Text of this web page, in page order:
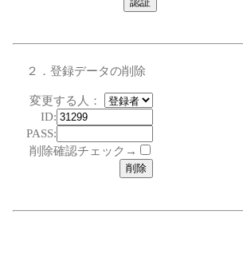
２．登録データの削除
変更する人：
ID:
PASS:
削除確認チェック→